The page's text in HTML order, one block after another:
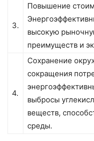
3.
Повышение
высокую
преимуществ и
4.
Сохранение
сокращения
выбросы
веществ,
среды.